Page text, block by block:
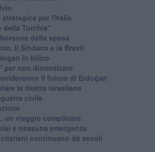
per l'Italia
Turchia”
della spesa
il Sindaco e la Brexit
in bilico
per non dimenticare
il futuro di Erdoğan
la destra israeliana
civile
un viaggio complicato
e nessuna emergenza
continuano da secoli